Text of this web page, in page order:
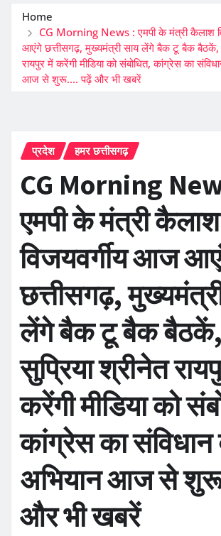
Home
CG Morning News : एमपी के मंत्री कैलाश
आएंगे छत्तीसगढ़, मुख्यमंत्री साय लेंगे बैक टू बैक बैठकें,
रायपुर में करेंगी मीडिया को संबोधित, कांग्रेस का
आज से शुरू…. पढ़ें और भी खबरें
प्रदेश हमर छत्तीसगढ़
CG Morning
एमपी के मंत्री कैलाश
विजयवर्गीय आज
छत्तीसगढ़,
लेंगे बैक टू बैक बैठकें,
सुप्रिया श्रीनेत
करेंगी मीडिया को
कांग्रेस का
अभियान आज से
और भी खबरें